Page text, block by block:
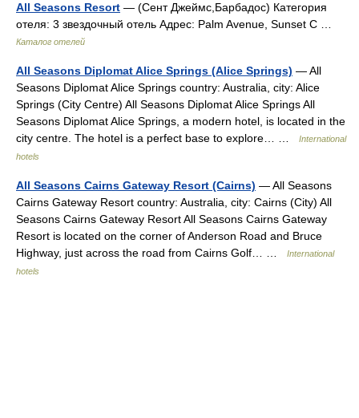
All Seasons Resort — (Сент Джеймс,Барбадос) Категория
отеля: 3 звездочный отель Адрес: Palm Avenue, Sunset C …
Каталог отелей
All Seasons Diplomat Alice Springs (Alice Springs) — All
Seasons Diplomat Alice Springs country: Australia, city: Alice
Springs (City Centre) All Seasons Diplomat Alice Springs All
Seasons Diplomat Alice Springs, a modern hotel, is located in the
city centre. The hotel is a perfect base to explore… …
International
hotels
All Seasons Cairns Gateway Resort (Cairns) — All Seasons
Cairns Gateway Resort country: Australia, city: Cairns (City) All
Seasons Cairns Gateway Resort All Seasons Cairns Gateway
Resort is located on the corner of Anderson Road and Bruce
Highway, just across the road from Cairns Golf… …
International
hotels